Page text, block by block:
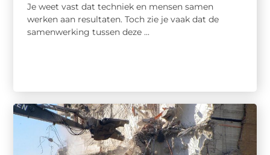
Je weet vast dat techniek en mensen samen
werken aan resultaten. Toch zie je vaak dat de
samenwerking tussen deze ...